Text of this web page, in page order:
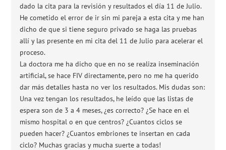
dado la cita para la revisión y resultados el día 11 de Julio.
He cometido el error de ir sin mi pareja a esta cita y me han
dicho de que si tiene seguro privado se haga las pruebas
allí y las presente en mi cita del 11 de Julio para acelerar el
proceso.
La doctora me ha dicho que en no se realiza inseminación
artificial, se hace FIV directamente, pero no me ha querido
dar más detalles hasta no ver los resultados. Mis dudas son:
Una vez tengan los resultados, he leído que las listas de
espera son de 3 a 4 meses, ¿es correcto? ¿Se hace en el
mismo hospital o en que centros? ¿Cuantos ciclos se
pueden hacer? ¿Cuantos embriones te insertan en cada
ciclo? Muchas gracias y mucha suerte a todas!